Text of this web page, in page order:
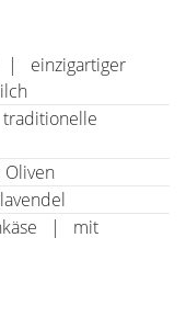
| einzigartiger
| mit